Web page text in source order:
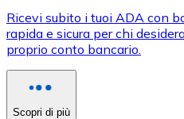
Ricevi subito i tuoi ADA con
rapida e sicura per chi
proprio conto bancario.
Scopri di più